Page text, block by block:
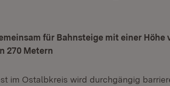
für Bahnsteige mit einer Höhe
270 Metern
im Ostalbkreis wird durchgängig